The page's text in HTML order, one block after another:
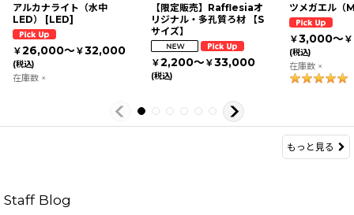
アルカナライト（水中
LED）
[LED]
￥26,000～￥32,000
(税込)
在庫数 ×
【限定販売】Rafflesiaオ
リジナル・多孔質ろ材 【S
サイズ】
￥2,200～￥33,000
(税込)
ツメガエル（
￥3,000～￥
(税込)
在庫数 ×
もっと見る
Staff Blog